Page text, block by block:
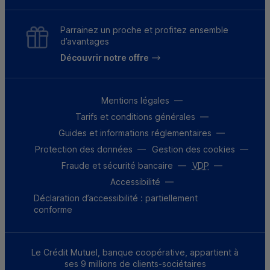
Parrainez un proche et profitez ensemble
d’avantages
Découvrir notre offre
Mentions légales
Tarifs et conditions générales
Guides et informations réglementaires
Protection des données
Gestion des cookies
Fraude et sécurité bancaire
VDP
Accessibilité
Déclaration d’accessibilité : partiellement
conforme
Le Crédit Mutuel, banque coopérative, appartient à
ses 9 millions de clients-sociétaires